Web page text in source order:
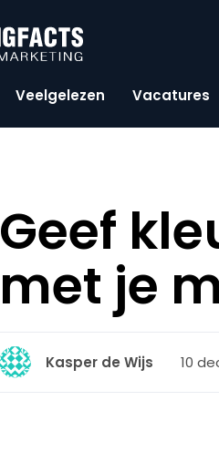
Veelgelezen Vacatures
Geef
met je
Kasper de Wijs 10